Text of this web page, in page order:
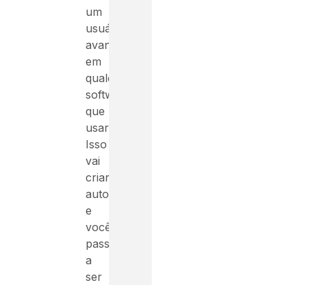
um
usuário
avançado
em
qualquer
software
que
usar.
Isso
vai
criar
autoridade
e
você
passará
a
ser